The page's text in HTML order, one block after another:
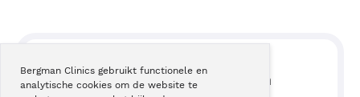
Bergman Clinics gebruikt functionele en
analytische cookies om de website te
Lees hier veelgestelde vragen